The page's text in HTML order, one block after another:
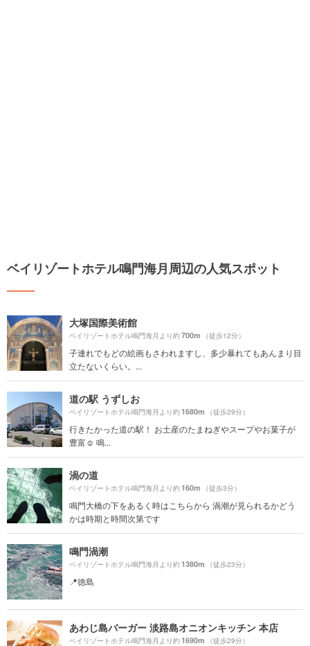
ベイリゾートホテル鳴門海月周辺の人気スポット
大塚国際美術館
ベイリゾートホテル鳴門海月より約700m （徒歩12分）
子連れでもどの絵画もさわれますし、多少暴れてもあんまり目
立たないくらい。...
道の駅 うずしお
ベイリゾートホテル鳴門海月より約1680m （徒歩29分）
行きたかった道の駅！ お土産のたまねぎやスープやお菓子が
豊富︎︎☺︎ 鳴...
渦の道
ベイリゾートホテル鳴門海月より約160m （徒歩3分）
鳴門大橋の下をあるく時はこちらから 渦潮が見られるかどう
かは時期と時間次第です
鳴門渦潮
ベイリゾートホテル鳴門海月より約1380m （徒歩23分）
📍徳島
あわじ島バーガー 淡路島オニオンキッチン 本店
ベイリゾートホテル鳴門海月より約1690m （徒歩29分）